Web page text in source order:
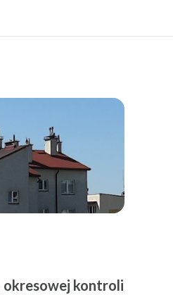
okresowej kontroli